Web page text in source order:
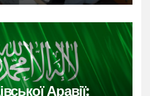
Аравії: